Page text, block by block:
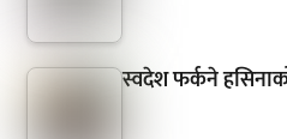
स्वदेश फर्कने